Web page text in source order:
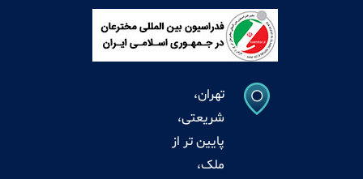
تهران،
شریعتی،
پایین تر از
ملک،